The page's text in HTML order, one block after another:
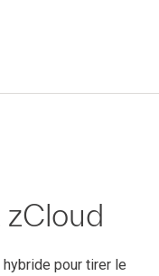
pour tirer le